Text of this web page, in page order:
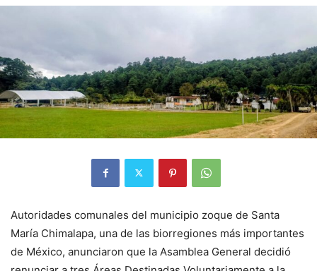
Autoridades comunales del municipio zoque de Santa
María Chimalapa, una de las biorregiones más importantes
de México, anunciaron que la Asamblea General decidió